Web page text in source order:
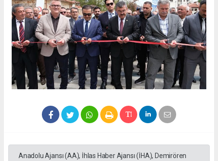
Anadolu Ajansı (AA), İhlas Haber Ajansı (İHA), Demirören